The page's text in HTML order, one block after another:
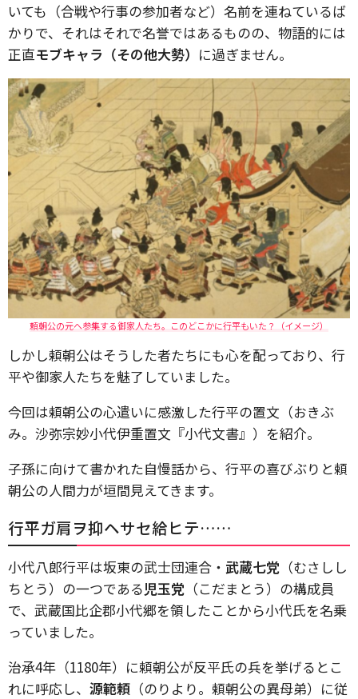
いても（合戦や行事の参加者など）名前を連ねているば
かりで、それはそれで名誉ではあるものの、物語的には
正直モブキャラ（その他大勢） に過ぎません。
頼朝公の元へ参集する御家人たち。このどこかに行平もいた？（イメージ）
しかし頼朝公はそうした者たちにも心を配っており、行
平や御家人たちを魅了していました。
今回は頼朝公の心遣いに感激した行平の置文（おきぶ
み。沙弥宗妙小代伊重置文『小代文書』）を紹介。
子孫に向けて書かれた自慢話から、行平の喜びぶりと頼
朝公の人間力が垣間見えてきます。
行平ガ肩ヲ抑ヘサセ給ヒテ……
小代八郎行平は坂東の武士団連合・ 武蔵七党 （むさしし
ちとう）の一つである児玉党 （こだまとう）の構成員
で、武蔵国比企郡小代郷を領したことから小代氏を名乗
っていました。
治承4年（1180年）に頼朝公が反平氏の兵を挙げるとこ
れに呼応し、 源範頼 （のりより。頼朝公の異母弟）に従